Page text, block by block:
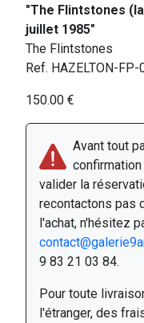
"The Flintstones
juillet 1985"
The Flintstones
Ref. HAZELTON-
150.00 €
Avant tout
valider la
recontactons pas
l'achat, n'hésitez
9 83 21 03 84.
Pour toute
l'étranger, des